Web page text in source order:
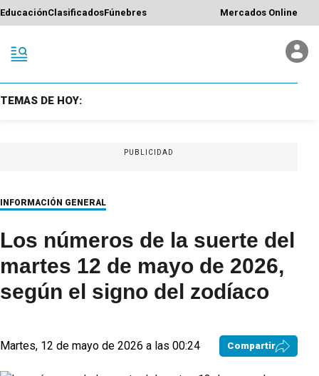
EducaciónClasificadosFúnebres Mercados Online
TEMAS DE HOY:
PUBLICIDAD
INFORMACIÓN GENERAL
Los números de la suerte del
martes 12 de mayo de 2026,
según el signo del zodíaco
Martes, 12 de mayo de 2026 a las 00:24 Compartir